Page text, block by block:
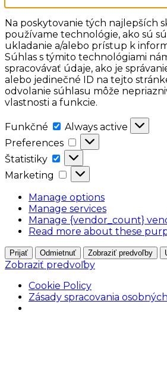
Na poskytovanie tých najlepších
používame technológie, ako sú
ukladanie a/alebo prístup k
Súhlas s týmito technológiami
spracovávať údaje, ako je
alebo jedinečné ID na tejto
odvolanie súhlasu môže
vlastnosti a funkcie.
Funkčné Funkčné
Always active
Preferences
Preferences
Štatistiky
Štatistiky
Marketing
Marketing
Manage options
Manage services
Manage {vendor_count}
Read more about these
Prijať Odmietnuť Zobraziť predvoľby
Zobraziť predvoľby
Cookie Policy
Zásady spracovania